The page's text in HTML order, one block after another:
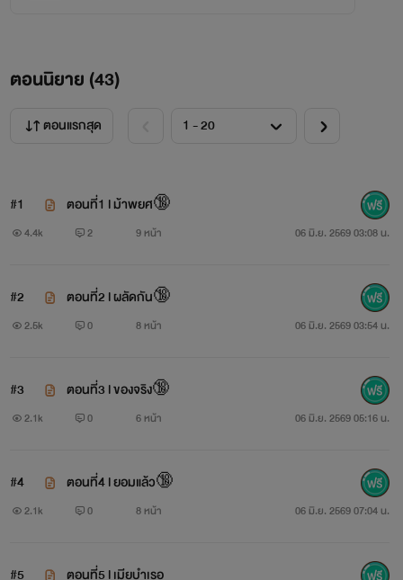
ตอนนิยาย (43)
ตอนแรกสุด
#1 ตอนที่1 l ม้าพยศ🔞
4.4k 2 9 หน้า 06 มิ.ย. 2569 03:08 น.
#2 ตอนที่2 l ผลัดกัน🔞
2.5k 0 8 หน้า 06 มิ.ย. 2569 03:54 น.
#3 ตอนที่3 l ของจริง🔞
2.1k 0 6 หน้า 06 มิ.ย. 2569 05:16 น.
#4 ตอนที่4 l ยอมแล้ว🔞
2.1k 0 8 หน้า 06 มิ.ย. 2569 07:04 น.
#5 ตอนที่5 l เมียบำเรอ